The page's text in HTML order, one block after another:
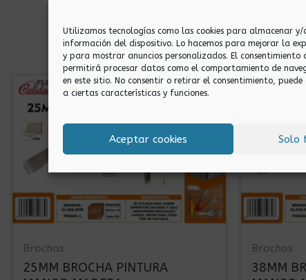
Utilizamos tecnologías como las cookies para almacenar
información del dispositivo. Lo hacemos para mejorar la
y para mostrar anuncios personalizados. El consentimiento
permitirá procesar datos como el comportamiento de
en este sitio. No consentir o retirar el consentimiento,
a ciertas características y funciones.
Aceptar cookies Solo
Brochas
25MM BROCHA PINTURA
Brochas
38MM